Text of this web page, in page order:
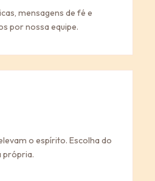
mensagens de fé e
por nossa equipe.
o espírito. Escolha do
própria.